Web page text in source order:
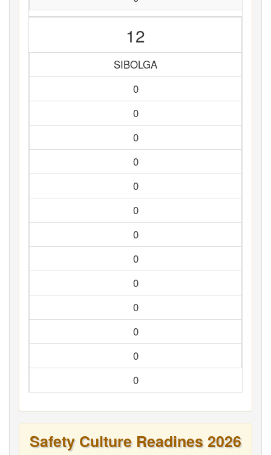
12
SIBOLGA
0
0
0
0
0
0
0
0
0
0
0
0
0
Safety Culture Readines 2026